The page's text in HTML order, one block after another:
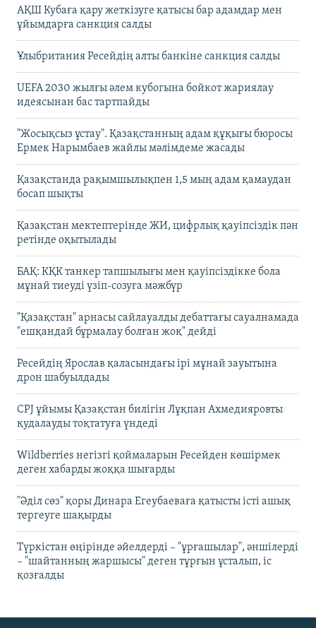
АҚШ Кубаға қару жеткізуге қатысы бар адамдар мен
ұйымдарға санкция салды
Ұлыбритания Ресейдің алты банкіне санкция салды
UEFA 2030 жылғы әлем кубогына бойкот жариялау
идеясынан бас тартпайды
"Жосықсыз ұстау". Қазақстанның адам құқығы бюросы
Ермек Нарымбаев жайлы мәлімдеме жасады
Қазақстанда рақымшылықпен 1,5 мың адам қамаудан
босап шықты
Қазақстан мектептерінде ЖИ, цифрлық қауіпсіздік пән
ретінде оқытылады
БАҚ: КҚК танкер тапшылығы мен қауіпсіздікке бола
мұнай тиеуді үзіп-созуға мәжбүр
"Қазақстан" арнасы сайлауалды дебаттағы сауалнамада
"ешқандай бұрмалау болған жоқ" дейді
Ресейдің Ярослав қаласындағы ірі мұнай зауытына
дрон шабуылдады
CPJ ұйымы Қазақстан билігін Лұқпан Ахмедияровты
қудалауды тоқтатуға үндеді
Wildberries негізгі қоймаларын Ресейден көшірмек
деген хабарды жоққа шығарды
"Әділ сөз" қоры Динара Егеубаеваға қатысты істі ашық
тергеуге шақырды
Түркістан өңірінде әйелдерді – "ұрғашылар", әншілерді
– "шайтанның жаршысы" деген тұрғын ұсталып, іс
қозғалды